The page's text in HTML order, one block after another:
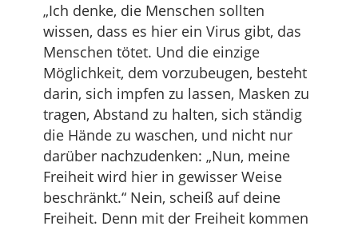
„Ich denke, die Menschen sollten
wissen, dass es hier ein Virus gibt, das
Menschen tötet. Und die einzige
Möglichkeit, dem vorzubeugen, besteht
darin, sich impfen zu lassen, Masken zu
tragen, Abstand zu halten, sich ständig
die Hände zu waschen, und nicht nur
darüber nachzudenken: „Nun, meine
Freiheit wird hier in gewisser Weise
beschränkt.“ Nein, scheiß auf deine
Freiheit. Denn mit der Freiheit kommen